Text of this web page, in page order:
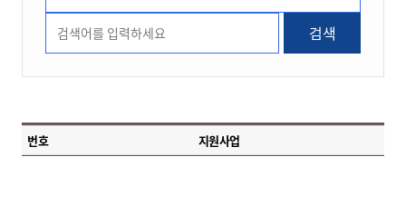
검색
번호 지원사업